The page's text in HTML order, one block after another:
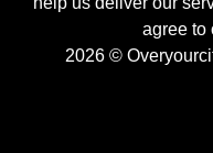
agree to
2026 ©